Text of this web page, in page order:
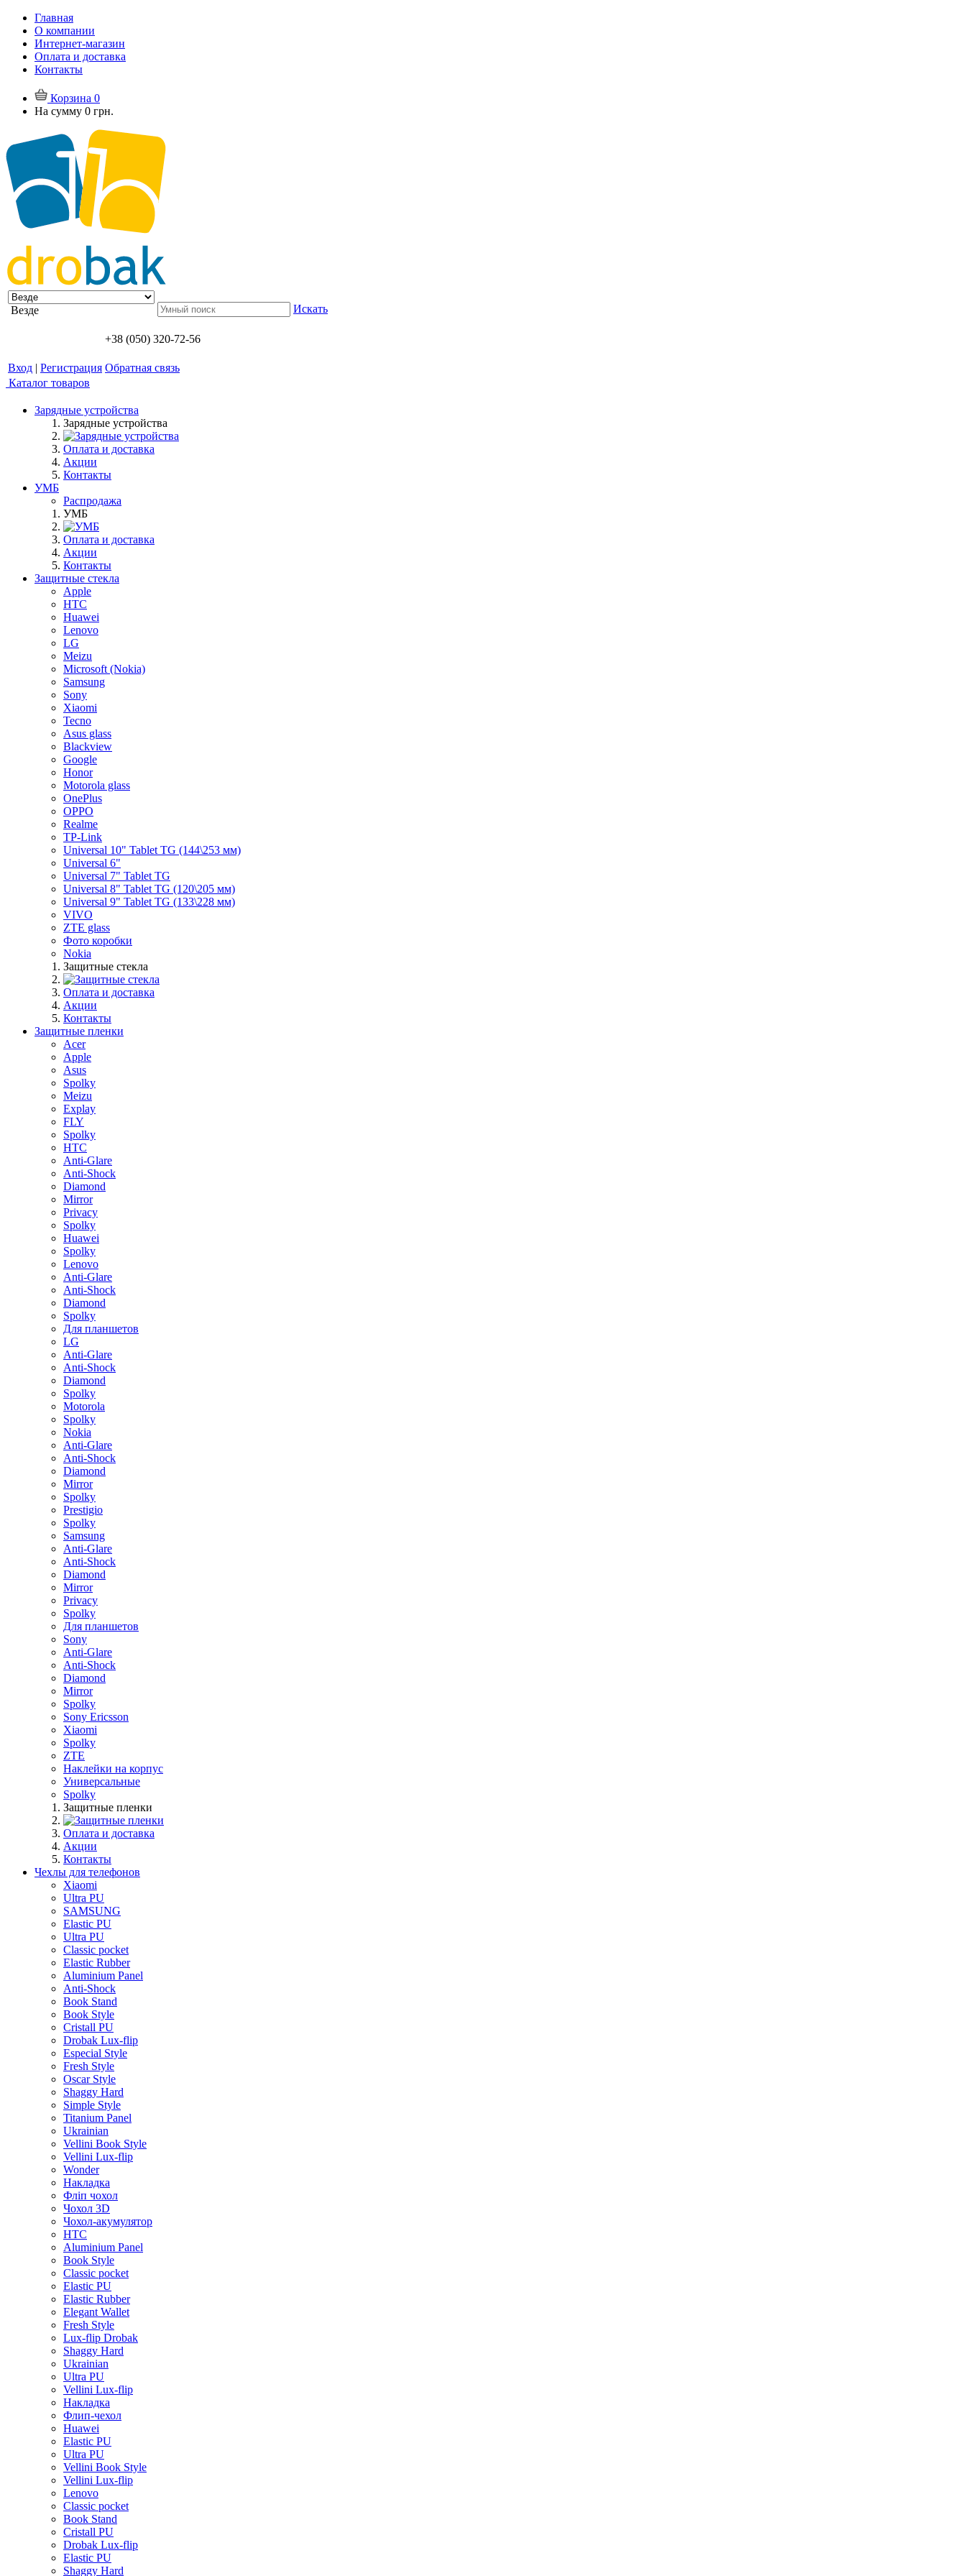
Главная
О компании
Интернет-магазин
Оплата и доставка
Контакты
Корзина 0
На сумму 0 грн.
Везде Искать
+38 (050) 320-72-56
Вход | Регистрация Обратная связь
Каталог товаров
Зарядные устройства
Зарядные устройства
Оплата и доставка
Акции
Контакты
УМБ
Распродажа
УМБ
Оплата и доставка
Акции
Контакты
Защитные стекла
Apple
HTC
Huawei
Lenovo
LG
Meizu
Microsoft (Nokia)
Samsung
Sony
Xiaomi
Tecno
Asus glass
Blackview
Google
Honor
Motorola glass
OnePlus
OPPO
Realme
TP-Link
Universal 10" Tablet TG (144\253 мм)
Universal 6"
Universal 7" Tablet TG
Universal 8" Tablet TG (120\205 мм)
Universal 9" Tablet TG (133\228 мм)
VIVO
ZTE glass
Фото коробки
Nokia
Защитные стекла
Оплата и доставка
Акции
Контакты
Защитные пленки
Acer
Apple
Asus
Spolky
Meizu
Explay
FLY
Spolky
HTC
Anti-Glare
Anti-Shock
Diamond
Mirror
Privacy
Spolky
Huawei
Spolky
Lenovo
Anti-Glare
Anti-Shock
Diamond
Spolky
Для планшетов
LG
Anti-Glare
Anti-Shock
Diamond
Spolky
Motorola
Spolky
Nokia
Anti-Glare
Anti-Shock
Diamond
Mirror
Spolky
Prestigio
Spolky
Samsung
Anti-Glare
Anti-Shock
Diamond
Mirror
Privacy
Spolky
Для планшетов
Sony
Anti-Glare
Anti-Shock
Diamond
Mirror
Spolky
Sony Ericsson
Xiaomi
Spolky
ZTE
Наклейки на корпус
Универсальные
Spolky
Защитные пленки
Оплата и доставка
Акции
Контакты
Чехлы для телефонов
Xiaomi
Ultra PU
SAMSUNG
Elastic PU
Ultra PU
Classic pocket
Elastic Rubber
Aluminium Panel
Anti-Shock
Book Stand
Book Style
Cristall PU
Drobak Lux-flip
Especial Style
Fresh Style
Oscar Style
Shaggy Hard
Simple Style
Titanium Panel
Ukrainian
Vellini Book Style
Vellini Lux-flip
Wonder
Накладка
Фліп чохол
Чохол 3D
Чохол-акумулятор
HTC
Aluminium Panel
Book Style
Classic pocket
Elastic PU
Elastic Rubber
Elegant Wallet
Fresh Style
Lux-flip Drobak
Shaggy Hard
Ukrainian
Ultra PU
Vellini Lux-flip
Накладка
Флип-чехол
Huawei
Elastic PU
Ultra PU
Vellini Book Style
Vellini Lux-flip
Lenovo
Classic pocket
Book Stand
Cristall PU
Drobak Lux-flip
Elastic PU
Shaggy Hard